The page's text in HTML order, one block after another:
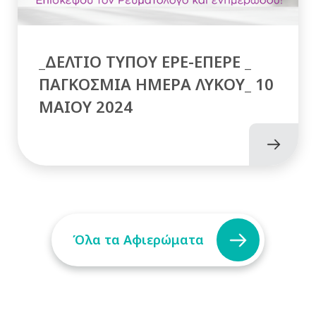
_ΔΕΛΤΙΟ ΤΥΠΟΥ ΕΡΕ-ΕΠΕΡΕ _
ΠΑΓΚΟΣΜΙΑ ΗΜΕΡΑ ΛΥΚΟΥ_ 10
MAIOY 2024
Όλα τα Αφιερώματα